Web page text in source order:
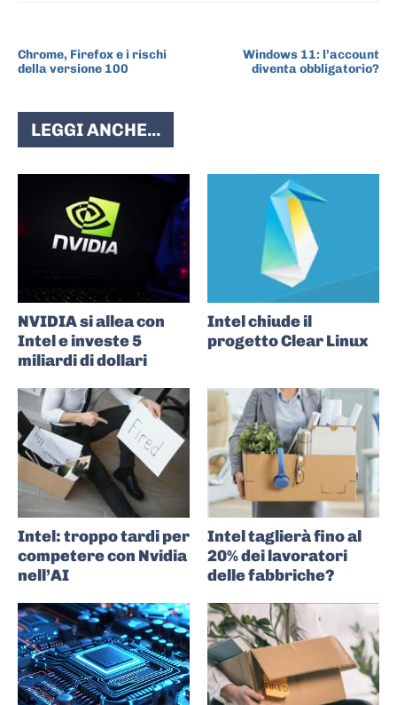
Chrome, Firefox e i rischi
della versione 100
Windows 11: l’account
diventa obbligatorio?
LEGGI ANCHE...
NVIDIA si allea con
Intel e investe 5
miliardi di dollari
Intel chiude il
progetto Clear Linux
Intel: troppo tardi per
competere con Nvidia
nell’AI
Intel taglierà fino al
20% dei lavoratori
delle fabbriche?